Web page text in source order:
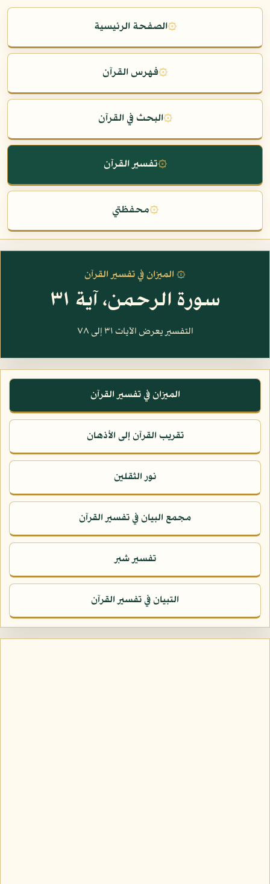
۞الصفحة الرئيسية
۞فهرس القرآن
۞البحث في القرآن
۞تفسير القرآن
۞محفظتي
۞ الميزان في تفسير القرآن
سورة الرحمن، آية ٣١
التفسير يعرض الآيات ٣١ إلى ٧٨
الميزان في تفسير القرآن
تقريب القرآن إلى الأذهان
نور الثقلين
مجمع البيان في تفسير القرآن
تفسير شبر
التبيان في تفسير القرآن